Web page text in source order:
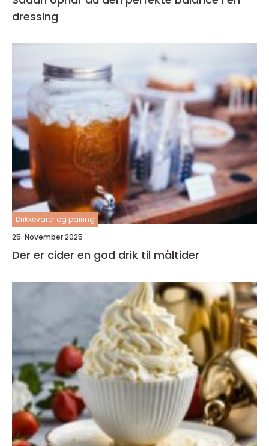
dressing
Drikkevarer og pairing
25. November 2025
Der er cider en god drik til måltider